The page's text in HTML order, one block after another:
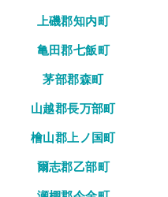
上磯郡知内町
亀田郡七飯町
茅部郡森町
山越郡長万部町
檜山郡上ノ国町
爾志郡乙部町